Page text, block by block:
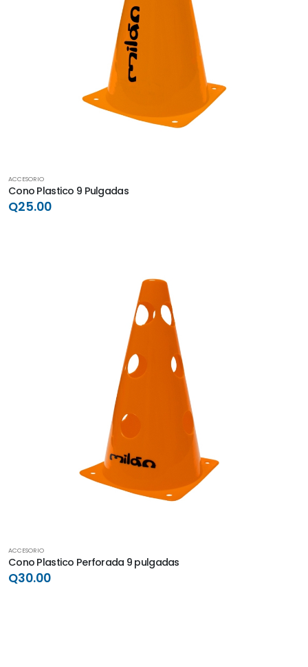
ACCESORIO
Cono Plastico 9 Pulgadas
Q25.00
ACCESORIO
Cono Plastico Perforada 9 pulgadas
Q30.00